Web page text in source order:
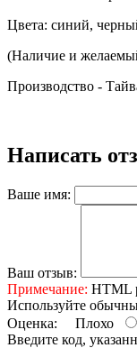
Цвета: синий,
(Наличие и
Производство -
Написать
Ваше имя:
Ваш отзыв:
Примечание: HTML
Используйте
Оценка: Плохо
Введите код,